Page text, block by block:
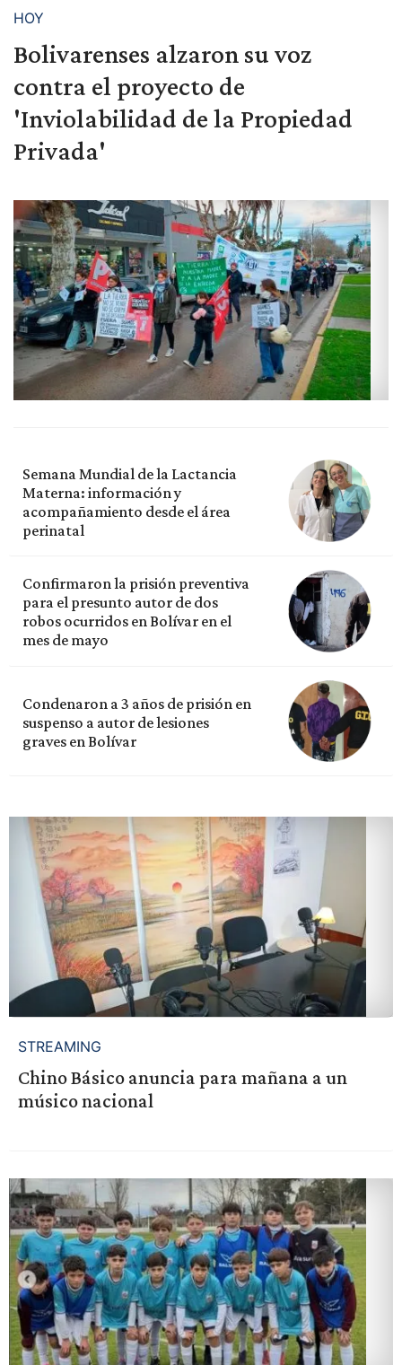
HOY
Bolivarenses alzaron su voz
contra el proyecto de
'Inviolabilidad de la Propiedad
Privada'
Semana Mundial de la Lactancia
Materna: información y
acompañamiento desde el área
perinatal
Confirmaron la prisión preventiva
para el presunto autor de dos
robos ocurridos en Bolívar en el
mes de mayo
Condenaron a 3 años de prisión en
suspenso a autor de lesiones
graves en Bolívar
STREAMING
Chino Básico anuncia para mañana a un
músico nacional